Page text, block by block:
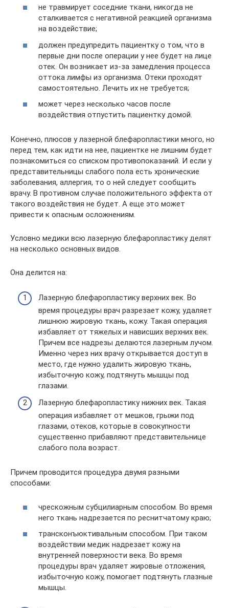
не травмирует соседние ткани, никогда не
сталкивается с негативной реакцией организма
на воздействие;
должен предупредить пациентку о том, что в
первые дни после операции у нее будет на лице
отек. Он возникает из-за замедления процесса
оттока лимфы из организма. Отеки проходят
самостоятельно. Лечить их не требуется;
может через несколько часов после
воздействия отпустить пациентку домой.
Конечно, плюсов у лазерной блефаропластики много, но
перед тем, как идти на нее, пациентке не лишним будет
познакомиться со списком противопоказаний. И если у
представительницы слабого пола есть хронические
заболевания, аллергия, то о ней следует сообщить
врачу. В противном случае положительного эффекта от
такого воздействия не будет. А еще это может
привести к опасным осложнениям.
Условно медики всю лазерную блефаропластику делят
на несколько основных видов.
Она делится на:
Лазерную блефаропластику верхних век. Во
время процедуры врач разрезает кожу, удаляет
лишнюю жировую ткань, кожу. Такая операция
избавляет от тяжелых и нависших верхних век.
Причем все надрезы делаются лазерным лучом.
Именно через них врачу открывается доступ в
место, где нужно удалить жировую ткань,
избыточную кожу, подтянуть мышцы под
глазами.
Лазерную блефаропластику нижних век. Такая
операция избавляет от мешков, грыжи под
глазами, отеков, которые в совокупности
существенно прибавляют представительнице
слабого пола возраст.
Причем проводится процедура двумя разными
способами:
чрескожным субцилиарным способом. Во время
него ткань надрезается по реснитчатому краю;
трансконъюктивальным способом. При таком
воздействии медик надрезает кожу на
внутренней поверхности века. Во время
процедуры врач удаляет жировые отложения,
избыточную кожу, помогает подтянуть глазные
мышцы.